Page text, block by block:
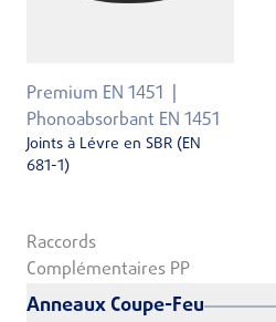
Premium EN 1451
Phonoabsorbant EN 1451
Joints à Lévre en SBR (EN
681-1)
Raccords
Complémentaires PP
Anneaux Coupe-Feu